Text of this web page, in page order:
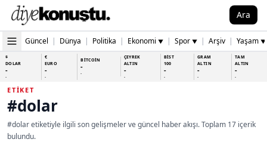
Ara
Güncel | Dünya | Politika | Ekonomi ▼ | Spor ▼ | Arşiv | Yaşam ▼
$
DOLAR
-
-
€
EURO
-
-
BİTCOİN
-
-
ÇEYREK
ALTIN
-
-
BİST
100
-
-
GRAM
ALTIN
-
-
TAM
ALTIN
-
-
ETIKET
#dolar
#dolar etiketiyle ilgili son gelişmeler ve güncel haber akışı. Toplam 17 içerik
bulundu.